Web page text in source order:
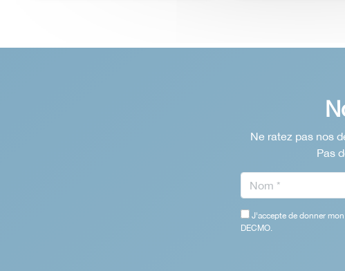
Ne ratez pas nos
Pas
J'accepte de donner
DECMO.